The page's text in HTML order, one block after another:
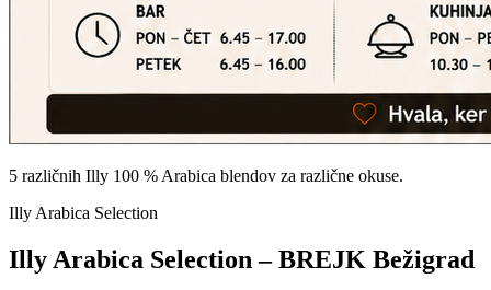
5 različnih Illy 100 % Arabica blendov za različne okuse.
Illy Arabica Selection
Illy Arabica Selection – BREJK Bežigrad